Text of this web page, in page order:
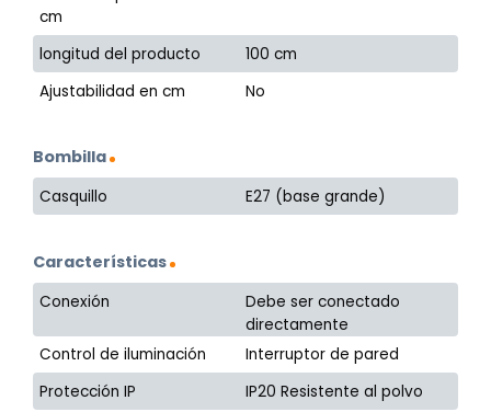
cm
longitud del producto
100 cm
Ajustabilidad en cm
No
Bombilla
Casquillo E27 (base grande)
Características
Conexión
Debe ser conectado
directamente
Control de iluminación
Interruptor de pared
Protección IP
IP20 Resistente al polvo